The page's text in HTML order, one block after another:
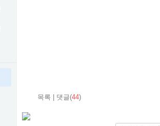
목록 댓글(44)